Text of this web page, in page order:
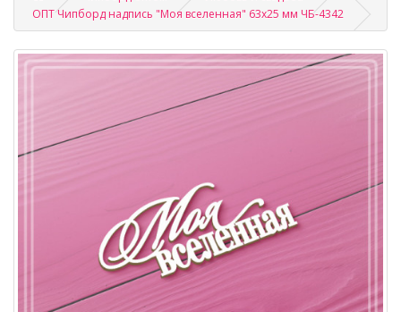
ОПТ Чипборд надпись "Моя вселенная" 63х25 мм ЧБ-4342